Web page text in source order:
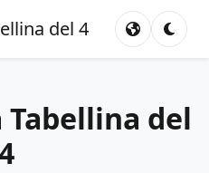
del 4
Tabellina del